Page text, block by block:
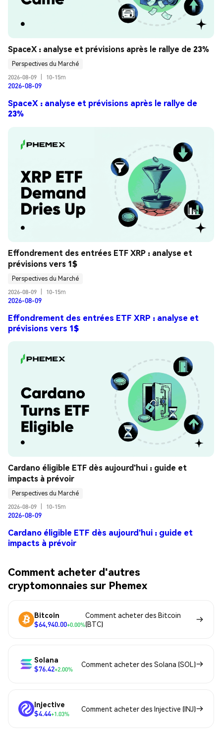
SpaceX : analyse et prévisions après le rallye de 23%
Perspectives du Marché
2026-08-09
10-15m
2026-08-09
SpaceX : analyse et prévisions après le rallye de
23%
Effondrement des entrées ETF XRP : analyse et
prévisions vers 1$
Perspectives du Marché
2026-08-09
10-15m
2026-08-09
Effondrement des entrées ETF XRP : analyse et
prévisions vers 1$
Cardano éligible ETF dès aujourd'hui : guide et
impacts à prévoir
Perspectives du Marché
2026-08-09
10-15m
2026-08-09
Cardano éligible ETF dès aujourd'hui : guide et
impacts à prévoir
Comment acheter d'autres
cryptomonnaies sur Phemex
Bitcoin
$64,940.00+0.00%
Comment acheter des Bitcoin
(BTC)
Solana
$76.42+2.00%
Comment acheter des Solana (SOL)
Injective
$4.44+1.03%
Comment acheter des Injective (INJ)